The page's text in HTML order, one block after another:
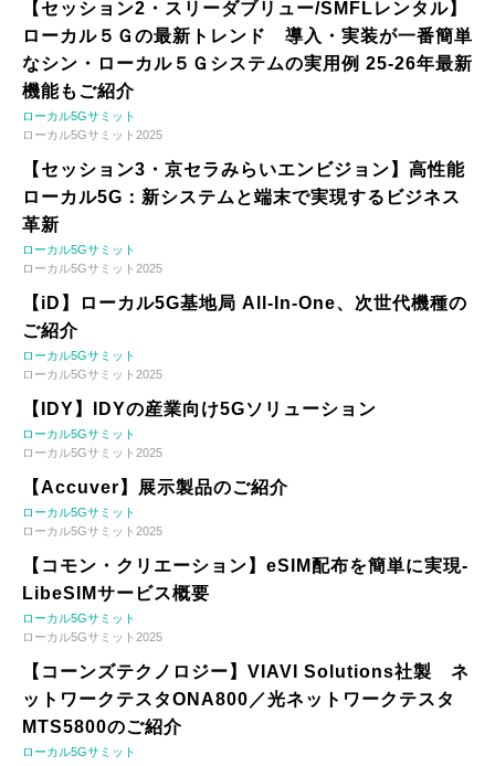
【セッション2・スリーダブリュー/SMFLレンタル】
ローカル５Ｇの最新トレンド 導入・実装が一番簡単
なシン・ローカル５Ｇシステムの実用例 25-26年最新
機能もご紹介
ローカル5Gサミット
ローカル5Gサミット2025
【セッション3・京セラみらいエンビジョン】高性能
ローカル5G：新システムと端末で実現するビジネス
革新
ローカル5Gサミット
ローカル5Gサミット2025
【iD】ローカル5G基地局 All-In-One、次世代機種の
ご紹介
ローカル5Gサミット
ローカル5Gサミット2025
【IDY】IDYの産業向け5Gソリューション
ローカル5Gサミット
ローカル5Gサミット2025
【Accuver】展示製品のご紹介
ローカル5Gサミット
ローカル5Gサミット2025
【コモン・クリエーション】eSIM配布を簡単に実現-
LibeSIMサービス概要
ローカル5Gサミット
ローカル5Gサミット2025
【コーンズテクノロジー】VIAVI Solutions社製 ネ
ットワークテスタONA800／光ネットワークテスタ
MTS5800のご紹介
ローカル5Gサミット